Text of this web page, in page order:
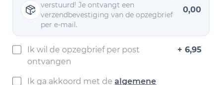
verstuurd! Je ontvangt een
verzendbevestiging van de opzegbrief
per e-mail.
0,00
Ik wil de opzegbrief per post
ontvangen
+ 6,95
Ik ga akkoord met dealgemene